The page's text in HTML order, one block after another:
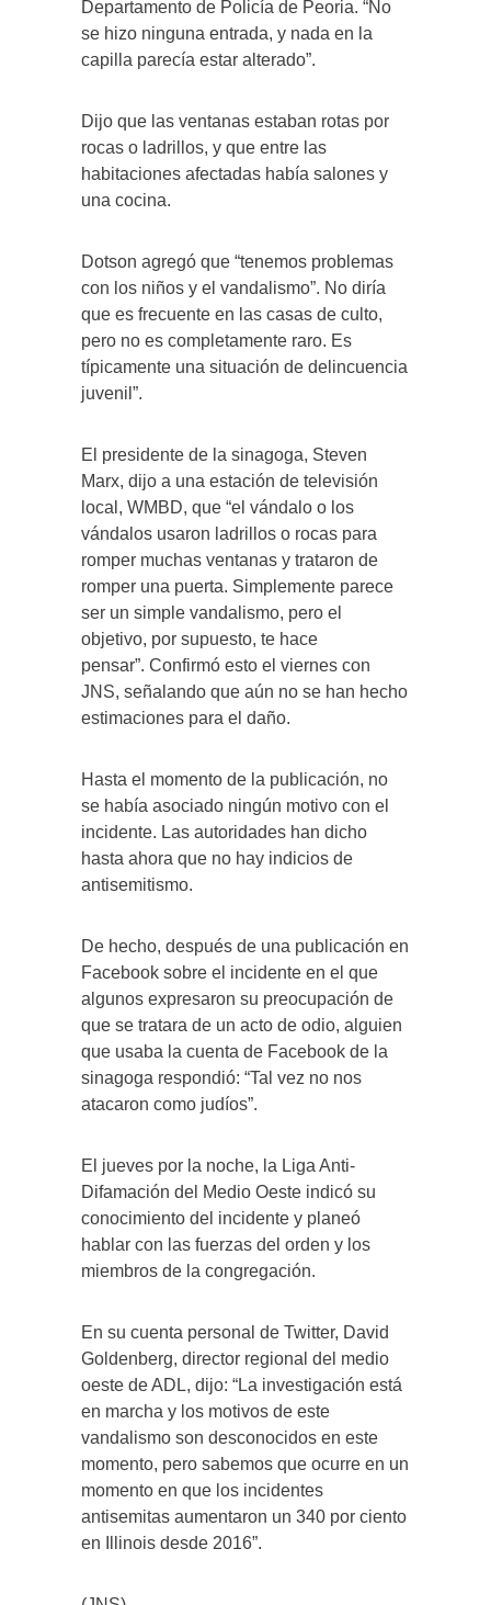
Departamento de Policía de Peoria. “No
se hizo ninguna entrada, y nada en la
capilla parecía estar alterado”.
Dijo que las ventanas estaban rotas por
rocas o ladrillos, y que entre las
habitaciones afectadas había salones y
una cocina.
Dotson agregó que “tenemos problemas
con los niños y el vandalismo”. No diría
que es frecuente en las casas de culto,
pero no es completamente raro. Es
típicamente una situación de delincuencia
juvenil”.
El presidente de la sinagoga, Steven
Marx, dijo a una estación de televisión
local, WMBD, que “el vándalo o los
vándalos usaron ladrillos o rocas para
romper muchas ventanas y trataron de
romper una puerta. Simplemente parece
ser un simple vandalismo, pero el
objetivo, por supuesto, te hace
pensar”. Confirmó esto el viernes con
JNS, señalando que aún no se han hecho
estimaciones para el daño.
Hasta el momento de la publicación, no
se había asociado ningún motivo con el
incidente. Las autoridades han dicho
hasta ahora que no hay indicios de
antisemitismo.
De hecho, después de una publicación en
Facebook sobre el incidente en el que
algunos expresaron su preocupación de
que se tratara de un acto de odio, alguien
que usaba la cuenta de Facebook de la
sinagoga respondió: “Tal vez no nos
atacaron como judíos”.
El jueves por la noche, la Liga Anti-
Difamación del Medio Oeste indicó su
conocimiento del incidente y planeó
hablar con las fuerzas del orden y los
miembros de la congregación.
En su cuenta personal de Twitter, David
Goldenberg, director regional del medio
oeste de ADL, dijo: “La investigación está
en marcha y los motivos de este
vandalismo son desconocidos en este
momento, pero sabemos que ocurre en un
momento en que los incidentes
antisemitas aumentaron un 340 por ciento
en Illinois desde 2016”.